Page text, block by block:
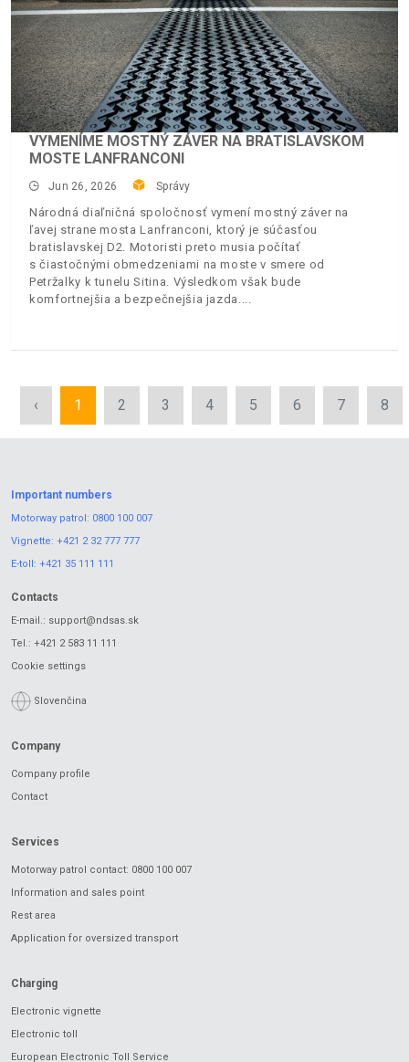
VYMENÍME MOSTNÝ ZÁVER NA BRATISLAVSKOM
MOSTE LANFRANCONI
Jun 26, 2026 Správy
Národná diaľničná spoločnosť vymení mostný záver na
ľavej strane mosta Lanfranconi, ktorý je súčasťou
bratislavskej D2. Motoristi preto musia počítať
s čiastočnými obmedzeniami na moste v smere od
Petržalky k tunelu Sitina. Výsledkom však bude
komfortnejšia a bezpečnejšia jazda.
‹ 1 2 3 4 5 6 7 8
Important numbers
Motorway patrol: 0800 100 007
Vignette: +421 2 32 777 777
E-toll: +421 35 111 111
Contacts
E-mail.: support@ndsas.sk
Tel.: +421 2 583 11 111
Cookie settings
Slovenčina
Company
Company profile
Contact
Services
Motorway patrol contact: 0800 100 007
Information and sales point
Rest area
Application for oversized transport
Charging
Electronic vignette
Electronic toll
European Electronic Toll Service